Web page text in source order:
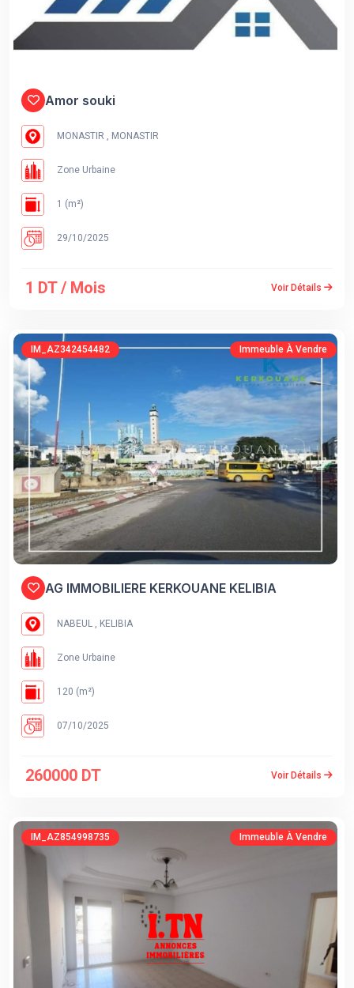
Amor souki
MONASTIR , MONASTIR
Zone Urbaine
1 (m²)
29/10/2025
1 DT / Mois Voir Détails
IM_AZ342454482 Immeuble À Vendre
AG IMMOBILIERE KERKOUANE KELIBIA
NABEUL , KELIBIA
Zone Urbaine
120 (m²)
07/10/2025
260000 DT Voir Détails
IM_AZ854998735 Immeuble À Vendre